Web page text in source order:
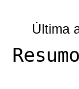
Última
Resumo